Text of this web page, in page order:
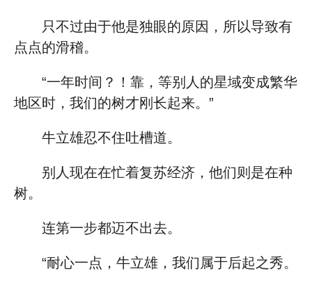
只不过由于他是独眼的原因，所以导致有
点点的滑稽。
“一年时间？！靠，等别人的星域变成繁华
地区时，我们的树才刚长起来。”
牛立雄忍不住吐槽道。
别人现在在忙着复苏经济，他们则是在种
树。
连第一步都迈不出去。
“耐心一点，牛立雄，我们属于后起之秀。